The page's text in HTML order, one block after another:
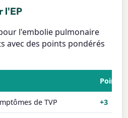
l'EP
l'embolie pulmonaire
avec des points pondérés
Points
de TVP +3